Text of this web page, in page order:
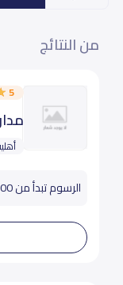
من النتائج
5
الرسوم تبدأ من 8,000